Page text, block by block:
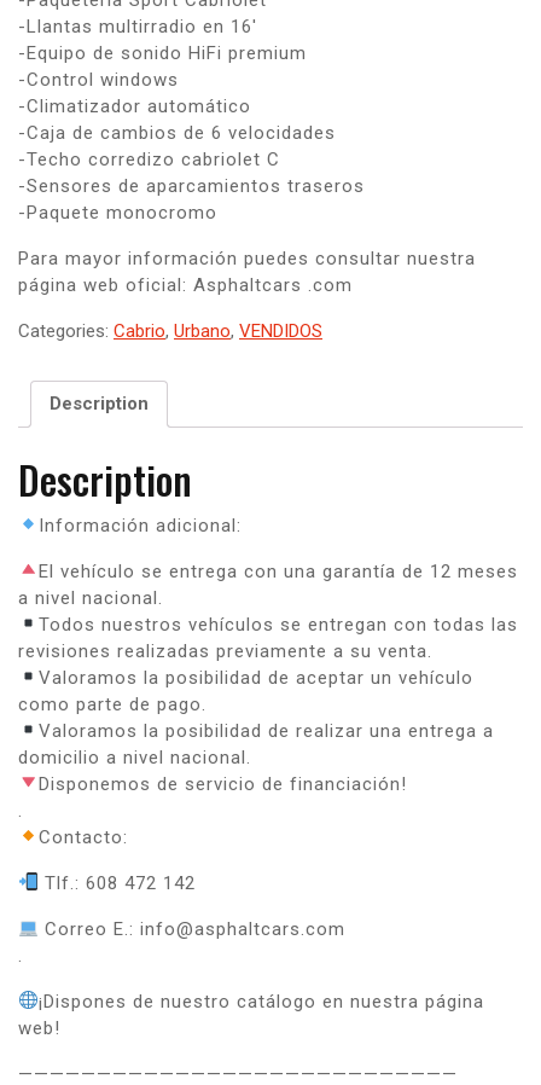
-Llantas multirradio en 16′
-Equipo de sonido HiFi premium
-Control windows
-Climatizador automático
-Caja de cambios de 6 velocidades
-Techo corredizo cabriolet C
-Sensores de aparcamientos traseros
-Paquete monocromo
Para mayor información puedes consultar nuestra
página web oficial: Asphaltcars .com
Categories: Cabrio, Urbano, VENDIDOS
Description
Description
Información adicional:
El vehículo se entrega con una garantía de 12 meses
a nivel nacional.
Todos nuestros vehículos se entregan con todas las
revisiones realizadas previamente a su venta.
Valoramos la posibilidad de aceptar un vehículo
como parte de pago.
Valoramos la posibilidad de realizar una entrega a
domicilio a nivel nacional.
Disponemos de servicio de financiación!
.
Contacto:
Tlf.: 608 472 142
Correo E.: info@asphaltcars.com
.
¡Dispones de nuestro catálogo en nuestra página
web!
————————————————————————————